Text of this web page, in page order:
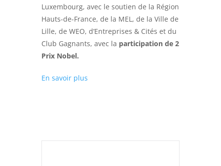
Luxembourg, avec le soutien de la Région
Hauts-de-France, de la MEL, de la Ville de
Lille, de WEO, d’Entreprises & Cités et du
Club Gagnants, avec la participation de 2
Prix Nobel.
En savoir plus